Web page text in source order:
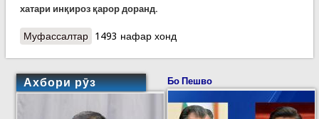
хатари инқироз қарор доранд.
Муфассалтаро Як пажӯҳиш бонги изтироб задааст, ки вақт
1493 нафар хонд
Ахбори рӯз Бо Пешво